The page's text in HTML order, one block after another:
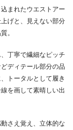
まれたウエストアー
げと、見えない部分
。
丁寧で繊細なピッチ
ディテール部分の品
トータルとして履き
を画して素晴しい出
さえ覚え、立体的な